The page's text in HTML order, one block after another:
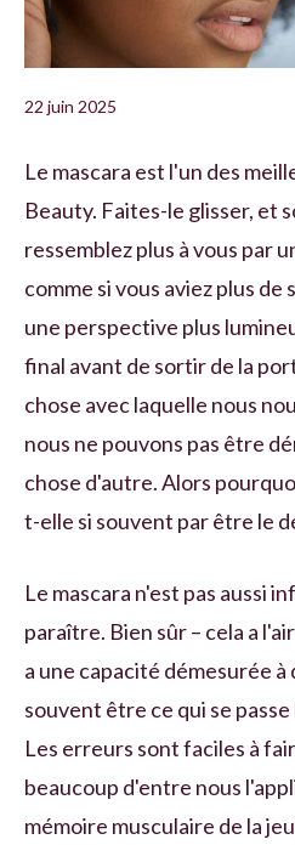
22 juin 2025
Le mascara est l'un des
Beauty. Faites-le glisser, et
ressemblez plus à vous par
comme si vous aviez plus de
une perspective plus
final avant de sortir de la
chose avec laquelle nous
nous ne pouvons pas être
chose d'autre. Alors
t-elle si souvent par être le
Le mascara n'est pas aussi
paraître. Bien sûr – cela a
a une capacité démesurée
souvent être ce qui se
Les erreurs sont faciles à
beaucoup d'entre nous
mémoire musculaire de la